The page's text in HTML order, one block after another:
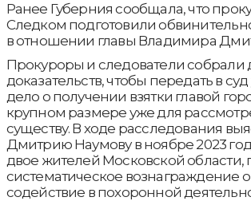
Ранее Губерния сообщала, что
Следком подготовили
в отношении главы Владимира
Прокуроры и следователи собрали
доказательств, чтобы передать в
дело о получении взятки главой
крупном размере уже для
существу. В ходе расследования
Дмитрию Наумову в ноябре 2023
двое жителей Московской области,
систематическое вознаграждение
содействие в похоронной